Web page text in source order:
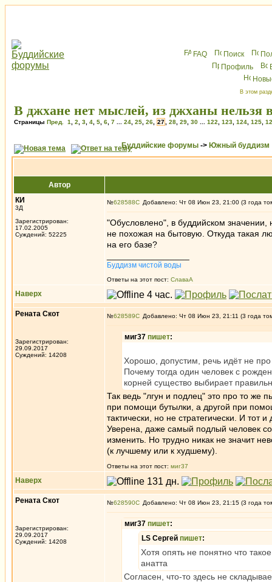
FAQ Поиск
Профиль
В этом
В джхане нет мыслей, из джханы нельзя
Страницы Пред. 1 2 3 4 5 6 7 24 25 26 27 28 29 30 122 123 124 125
Буддийские форумы -> Южный буддизм
Автор
КИ
3Д
Зарегистрирован:
17.02.2005
Суждений: 52225
№628588 Добавлено: Чт 08 Июн 23, 21:00 (3 года
"Обусловлено", в буддийском
не похожая на бытовую. Откуда такая
на его базе?
Буддизм чистой воды
Ответы на этот пост: СлаваА
Наверх
Рената Скот
Зарегистрирован:
29.09.2017
Суждений: 14208
№628589 Добавлено: Чт 08 Июн 23, 21:11 (3 года
миг37 пишет:
Хорошо, допустим, речь идёт не
Почему тогда один человек с
корней существо выбирает
Так ведь "лгун и подлец" это про то же
при помощи бутылки, а другой при
тактически, но не стратегически. И тот
Уверена, даже самый подлый человек
изменить. Но трудно никак не значит
(к лучшему или к худшему).
Ответы на этот пост: миг37
Наверх
Рената Скот
Зарегистрирован:
29.09.2017
Суждений: 14208
№628590 Добавлено: Чт 08 Июн 23, 21:15 (3 года
миг37 пишет:
LS Сергей пишет:
Хотя опять не понятно что
анатта
Согласен, что-то здесь не